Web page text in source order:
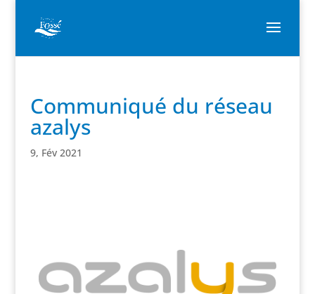
Communiqué du réseau
azalys
9, Fév 2021